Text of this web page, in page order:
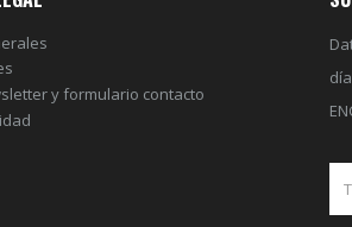
y formulario contacto